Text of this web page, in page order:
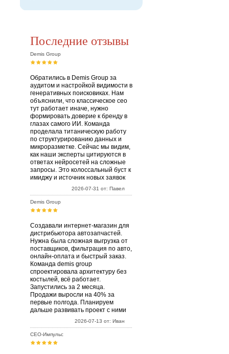
Последние отзывы
Demis Group
Обратились в Demis Group за
аудитом и настройкой видимости в
генеративных поисковиках. Нам
объяснили, что классическое сео
тут работает иначе, нужно
формировать доверие к бренду в
глазах самого ИИ. Команда
проделала титаническую работу
по структурированию данных и
микроразметке. Сейчас мы видим,
как наши эксперты цитируются в
ответах нейросетей на сложные
запросы. Это колоссальный буст к
имиджу и источник новых заявок
2026-07-31 от: Павел
Demis Group
Создавали интернет-магазин для
дистрибьютора автозапчастей.
Нужна была сложная выгрузка от
поставщиков, фильтрация по авто,
онлайн-оплата и быстрый заказ.
Команда demis group
спроектировала архитектуру без
костылей, всё работает.
Запустились за 2 месяца.
Продажи выросли на 40% за
первые полгода. Планируем
дальше развивать проект с ними
2026-07-13 от: Иван
СЕО-Импульс